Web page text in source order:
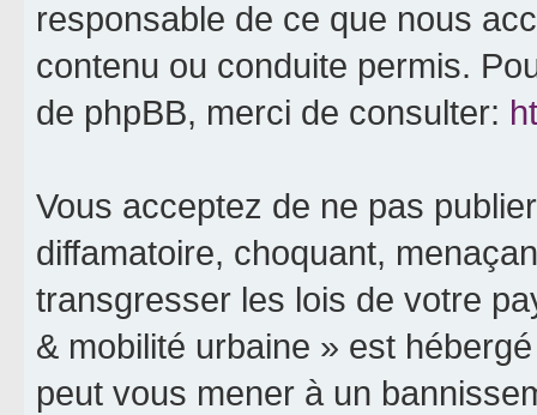
responsable de ce que nous
contenu ou conduite permis.
de phpBB, merci de consulter:
Vous acceptez de ne pas
diffamatoire, choquant,
transgresser les lois de votre
& mobilité urbaine » est
peut vous mener à un